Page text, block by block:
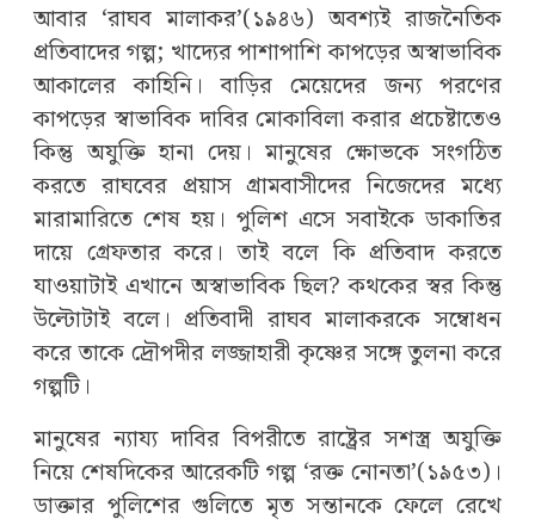
আবার ‘রাঘব মালাকর’(১৯৪৬) অবশ্যই রাজনৈতিক
প্রতিবাদের গল্প; খাদ্যের পাশাপাশি কাপড়ের অস্বাভাবিক
আকালের কাহিনি। বাড়ির মেয়েদের জন্য পরণের
কাপড়ের স্বাভাবিক দাবির মোকাবিলা করার প্রচেষ্টাতেও
কিন্তু অযুক্তি হানা দেয়। মানুষের ক্ষোভকে সংগঠিত
করতে রাঘবের প্রয়াস গ্রামবাসীদের নিজেদের মধ্যে
মারামারিতে শেষ হয়। পুলিশ এসে সবাইকে ডাকাতির
দায়ে গ্রেফতার করে। তাই বলে কি প্রতিবাদ করতে
যাওয়াটাই এখানে অস্বাভাবিক ছিল? কথকের স্বর কিন্তু
উল্টোটাই বলে। প্রতিবাদী রাঘব মালাকরকে সম্বোধন
করে তাকে দ্রৌপদীর লজ্জাহারী কৃষ্ণের সঙ্গে তুলনা করে
গল্পটি।
মানুষের ন্যায্য দাবির বিপরীতে রাষ্ট্রের সশস্ত্র অযুক্তি
নিয়ে শেষদিকের আরেকটি গল্প ‘রক্ত নোনতা’(১৯৫৩)।
ডাক্তার পুলিশের গুলিতে মৃত সন্তানকে ফেলে রেখে